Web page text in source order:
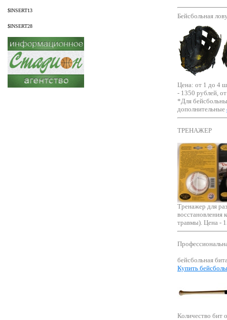
$INSERT13
$INSERT28
Бейсбольная
Цена: от 1 до 4
- 1350 рублей,
*Для
дополнительные
ТРЕНАЖЕР
Тренажер для
восстановления
травмы). Цена -
бейсбольная
Купить
Количество бит